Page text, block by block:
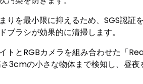
りを最小限に抑えるため、SGS認
ラシが効果的に清掃します。
トとRGBカメラを組み合わせた「
3cmの小さな物体まで検知し、昼夜